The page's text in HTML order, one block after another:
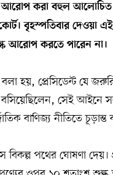
আরোপ করা বহুল
কোর্ট। বৃহস্পতিবার
আরোপ করতে পারেন না।
হয়, প্রেসিডেন্ট যে
সেই আইনে
বাণিজ্য নীতিতে চূড়ান্ত
পথের ঘোষণা দেয়।